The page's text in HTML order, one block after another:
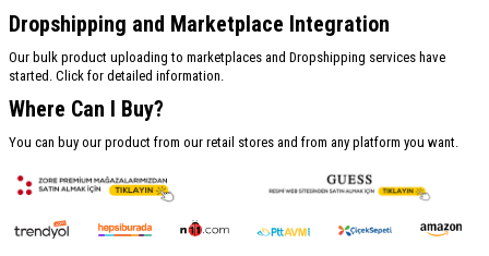
Dropshipping and Marketplace Integration
Our bulk product uploading to marketplaces and Dropshipping services have
started. Click for detailed information.
Where Can I Buy?
You can buy our product from our retail stores and from any platform you want.